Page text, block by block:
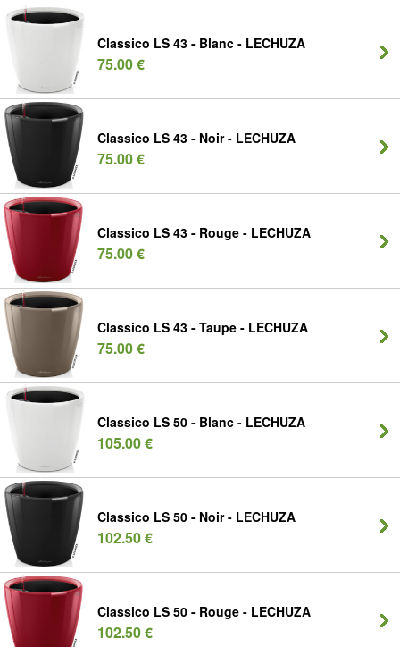
Classico LS 43 - Blanc - LECHUZA
75.00 €
Classico LS 43 - Noir - LECHUZA
75.00 €
Classico LS 43 - Rouge - LECHUZA
75.00 €
Classico LS 43 - Taupe - LECHUZA
75.00 €
Classico LS 50 - Blanc - LECHUZA
105.00 €
Classico LS 50 - Noir - LECHUZA
102.50 €
Classico LS 50 - Rouge - LECHUZA
102.50 €